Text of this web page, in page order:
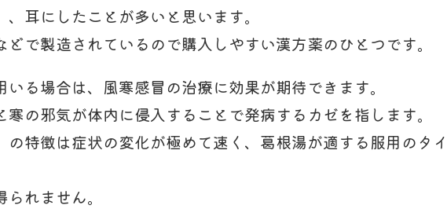
、耳にしたことが多いと思います。
どで製造されているので購入しやすい漢方薬のひとつです。
る場合は、風寒感冒の治療に効果が期待できます。
寒の邪気が体内に侵入することで発病するカゼを指します。
の特徴は症状の変化が極めて速く、葛根湯が適する服用のタイ
れません。